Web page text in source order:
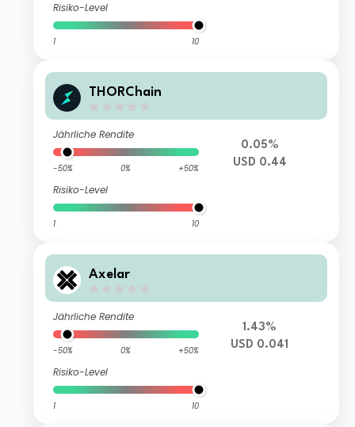
Risiko-Level
1 10
THORChain
Jährliche Rendite
-50% 0% +50%
Risiko-Level
1 10
0.05%
USD 0.44
Axelar
Jährliche Rendite
-50% 0% +50%
Risiko-Level
1 10
1.43%
USD 0.041